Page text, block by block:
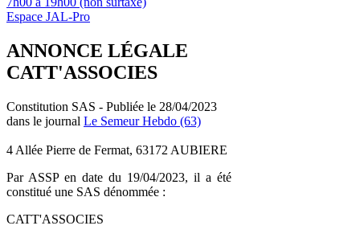
Espace JAL-Pro
ANNONCE LÉGALE
CATT'ASSOCIES
Constitution SAS - Publiée le 28/04/2023
dans le journal Le Semeur Hebdo (63)
4 Allée Pierre de Fermat, 63172 AUBIERE
Par ASSP en date du 19/04/2023, il a été
constitué une SAS dénommée :
CATT'ASSOCIES